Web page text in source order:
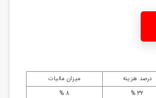
درصد هزینه
میزان مالیات
32 %
8 %